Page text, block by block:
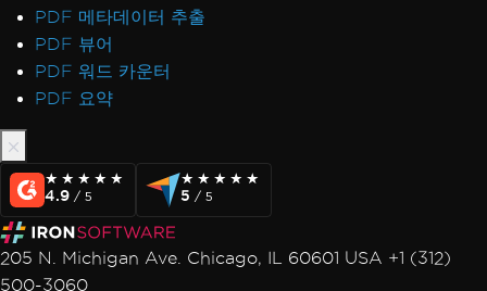
PDF 메타데이터 추출
PDF 뷰어
PDF 워드 카운터
PDF 요약
★★★★★
★★★★★
4.9 / 5
★★★★★
★★★★★
5 / 5
205 N. Michigan Ave. Chicago, IL 60601 USA +1 (312)
500-3060